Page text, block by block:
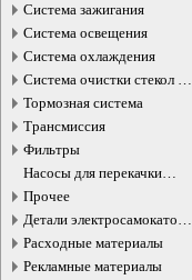
Система зажигания
Система освещения
Система охлаждения
Система очистки стекол и
фар
Тормозная система
Трансмиссия
Фильтры
Насосы для перекачки
жидкостей
Прочее
Детали электросамокатов и
электротранспорта
Расходные материалы
Рекламные материалы